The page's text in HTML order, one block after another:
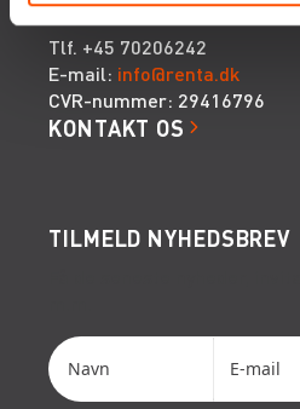
Tlf. +45 70206242
E-mail: info@renta.dk
CVR-nummer: 29416796
KONTAKT OS
TILMELD NYHEDSBREV